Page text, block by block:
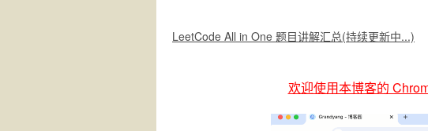
LeetCode All in One 题目讲解汇总(持续更新中...)
欢迎使用本博客的